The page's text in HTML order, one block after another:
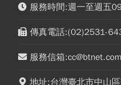
服務時間:週一至週五
傳真電話:(02)2531-
服務信箱
地址:台灣臺北市中山